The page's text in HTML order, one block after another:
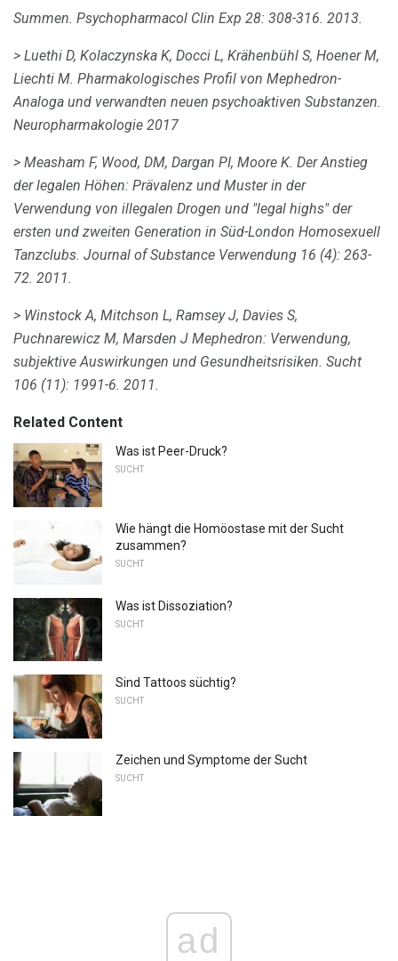
Summen. Psychopharmacol Clin Exp 28: 308-316. 2013.
> Luethi D, Kolaczynska K, Docci L, Krähenbühl S, Hoener M,
Liechti M. Pharmakologisches Profil von Mephedron-
Analoga und verwandten neuen psychoaktiven Substanzen.
Neuropharmakologie 2017
> Measham F, Wood, DM, Dargan PI, Moore K. Der Anstieg
der legalen Höhen: Prävalenz und Muster in der
Verwendung von illegalen Drogen und "legal highs" der
ersten und zweiten Generation in Süd-London Homosexuell
Tanzclubs. Journal of Substance Verwendung 16 (4): 263-
72. 2011.
> Winstock A, Mitchson L, Ramsey J, Davies S,
Puchnarewicz M, Marsden J Mephedron: Verwendung,
subjektive Auswirkungen und Gesundheitsrisiken. Sucht
106 (11): 1991-6. 2011.
Related Content
Was ist Peer-Druck?
SUCHT
Wie hängt die Homöostase mit der Sucht
zusammen?
SUCHT
Was ist Dissoziation?
SUCHT
Sind Tattoos süchtig?
SUCHT
Zeichen und Symptome der Sucht
SUCHT
ad